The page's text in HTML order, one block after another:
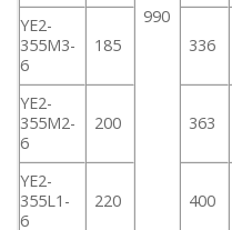
990
YE2-
355M3-
6
185 336
YE2-
355M2-
6
200 363
YE2-
355L1-
6
220 400